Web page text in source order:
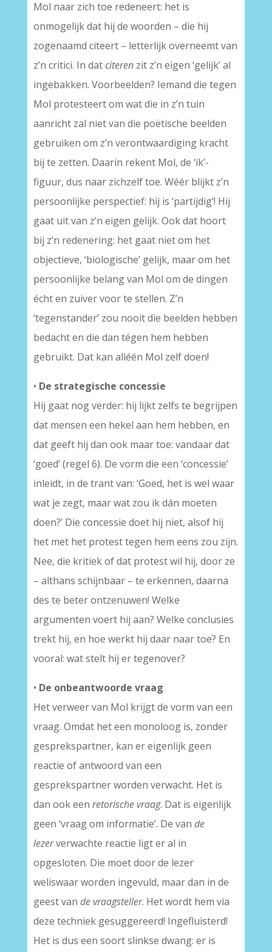
Mol naar zich toe redeneert: het is
onmogelijk dat hij de woorden – die hij
zogenaamd citeert – letterlijk overneemt van
z’n critici. In datciterenzit z’n eigen ‘gelijk’ al
ingebakken. Voorbeelden? Iemand die tegen
Mol protesteert om wat die in z’n tuin
aanricht zal niet van die poëtische beelden
gebruiken om z’n verontwaardiging kracht
bij te zetten. Daarin rekent Mol, de ‘ik’-
figuur, dus naar zichzelf toe. Wéér blijkt z’n
persoonlijke perspectief: hij is ‘partijdig’! Hij
gaat uit van z’n eigen gelijk. Ook dat hoort
bij z’n redenering: het gaat niet om het
objectieve, ‘biologische’ gelijk, maar om het
persoonlijke belang van Mol om de dingen
écht en zuiver voor te stellen. Z’n
‘tegenstander’ zou nooit die beelden hebben
bedacht en die dan tégen hem hebben
gebruikt. Dat kan alléén Mol zelf doen!
• De strategische concessie
Hij gaat nog verder: hij lijkt zelfs te begrijpen
dat mensen een hekel aan hem hebben, en
dat geeft hij dan ook maar toe: vandaar dat
‘goed’ (regel 6). De vorm die een ‘concessie’
inleidt, in de trant van: ‘Goed, het is wel waar
wat je zegt, maar wat zou ik dán moeten
doen?’ Die concessie doet hij niet, alsof hij
het met het protest tegen hem eens zou zijn.
Nee, die kritiek of dat protest wil hij, door ze
– althans schijnbaar – te erkennen, daarna
des te beter ontzenuwen! Welke
argumenten voert hij aan? Welke conclusies
trekt hij, en hoe werkt hij daar naar toe? En
vooral: wat stelt hij er tegenover?
• De onbeantwoorde vraag
Het verweer van Mol krijgt de vorm van een
vraag. Omdat het een monoloog is, zonder
gesprekspartner, kan er eigenlijk geen
reactie of antwoord van een
gesprekspartner worden verwacht. Het is
dan ook een retorische vraag. Dat is eigenlijk
geen ‘vraag om informatie’. De van de
lezerverwachte reactie ligt er al in
opgesloten. Die moet door de lezer
weliswaar worden ingevuld, maar dan in de
geest van de vraagsteller. Het wordt hem via
deze techniek gesuggereerd! Ingefluisterd!
Het is dus een soort slinkse dwang: er is